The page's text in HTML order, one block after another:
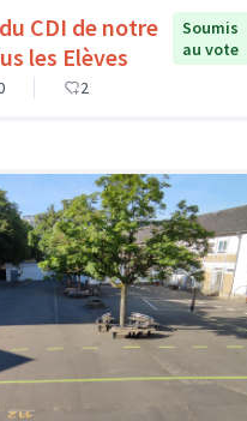
CDI de notre
les Elèves
Soumis
au vote
2